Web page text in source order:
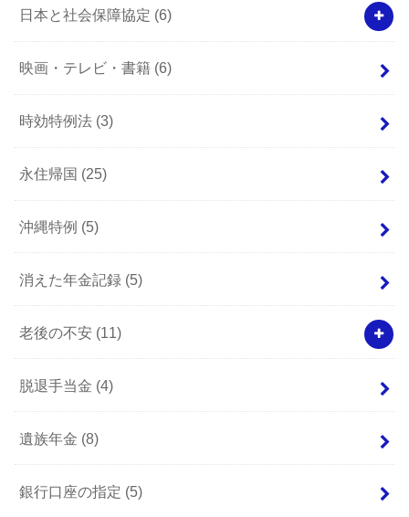
日本と社会保障協定 (6)
映画・テレビ・書籍 (6)
時効特例法 (3)
永住帰国 (25)
沖縄特例 (5)
消えた年金記録 (5)
老後の不安 (11)
脱退手当金 (4)
遺族年金 (8)
銀行口座の指定 (5)